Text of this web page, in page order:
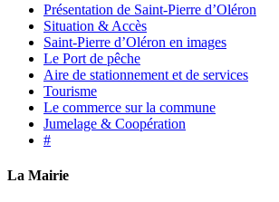
Présentation de Saint-Pierre d’Oléron
Situation & Accès
Saint-Pierre d’Oléron en images
Le Port de pêche
Aire de stationnement et de services
Tourisme
Le commerce sur la commune
Jumelage & Coopération
#
La Mairie